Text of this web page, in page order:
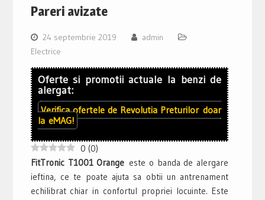
Pareri avizate
24 septembrie 2019
admin
Electrice
Oferte si promotii actuale la benzi de
alergat:
Verifica ofertele de Revolutia Preturilor doar
la eMAG!
0 (0)
FitTronic T1001 Orange este o banda de alergare
ieftina, ce te poate ajuta sa obtii un antrenament
echilibrat chiar in confortul propriei locuinte. Este